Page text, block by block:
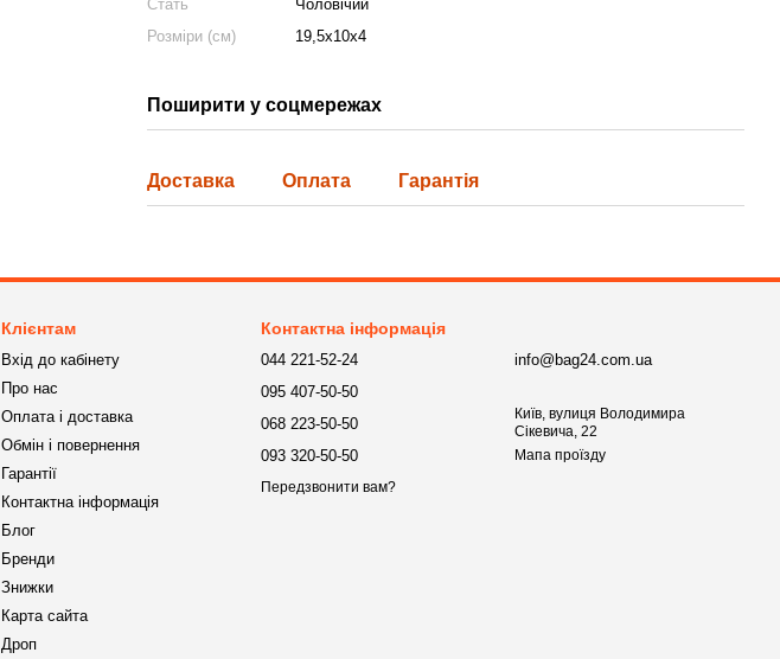
Стать
Чоловічий
Розміри (см)
19,5х10х4
Поширити у соцмережах
Доставка Оплата Гарантія
Клієнтам
Вхід до кабінету
Про нас
Оплата і доставка
Обмін і повернення
Гарантії
Контактна інформація
Блог
Бренди
Знижки
Карта сайта
Дроп
Контактна інформація
044 221-52-24
095 407-50-50
068 223-50-50
093 320-50-50
Передзвонити вам?
info@bag24.com.ua
Київ, вулиця Володимира
Сікевича, 22
Мапа проїзду